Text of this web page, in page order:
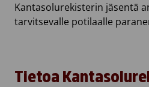
Kantasolurekisterin jäsentä
tarvitsevalle potilaalle
Tietoa